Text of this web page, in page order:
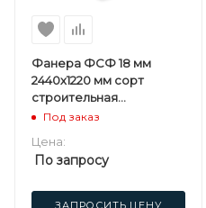
Фанера ФСФ 18 мм
2440х1220 мм сорт
строительная
нешлифованная
Под заказ
Цена:
По запросу
ЗАПРОСИТЬ ЦЕНУ